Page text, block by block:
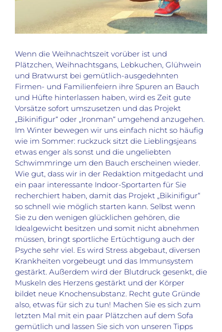
Wenn die Weihnachtszeit vorüber ist und
Plätzchen, Weihnachtsgans, Lebkuchen, Glühwein
und Bratwurst bei gemütlich-ausgedehnten
Firmen- und Familienfeiern ihre Spuren an Bauch
und Hüfte hinterlassen haben, wird es Zeit gute
Vorsätze sofort umszusetzen und das Projekt
„Bikinifigur“ oder „Ironman“ umgehend anzugehen.
Im Winter bewegen wir uns einfach nicht so häufig
wie im Sommer: ruckzuck sitzt die Lieblingsjeans
etwas enger als sonst und die ungeliebten
Schwimmringe um den Bauch erscheinen wieder.
Wie gut, dass wir in der Redaktion mitgedacht und
ein paar interessante Indoor-Sportarten für Sie
recherchiert haben, damit das Projekt „Bikinifigur“
so schnell wie möglich starten kann. Selbst wenn
Sie zu den wenigen glücklichen gehören, die
Idealgewicht besitzen und somit nicht abnehmen
müssen, bringt sportliche Ertüchtigung auch der
Psyche sehr viel. Es wird Stress abgebaut, diversen
Krankheiten vorgebeugt und das Immunsystem
gestärkt. Außerdem wird der Blutdruck gesenkt, die
Muskeln des Herzens gestärkt und der Körper
bildet neue Knochensubstanz. Recht gute Gründe
also, etwas für sich zu tun! Machen Sie es sich zum
letzten Mal mit ein paar Plätzchen auf dem Sofa
gemütlich und lassen Sie sich von unseren Tipps